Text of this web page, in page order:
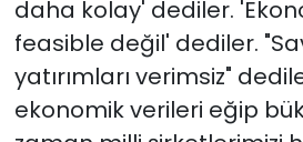
daha kolay' dediler.
feasible değil' dediler.
yatırımları verimsiz"
ekonomik verileri eğip